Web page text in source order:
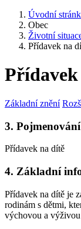
Úvodní
Obec
Životní
Přídavek na
Základní znění
3.
Přídavek na dítě
4. Základní
Přídavek na dítě je
rodinám s dětmi,
výchovou a